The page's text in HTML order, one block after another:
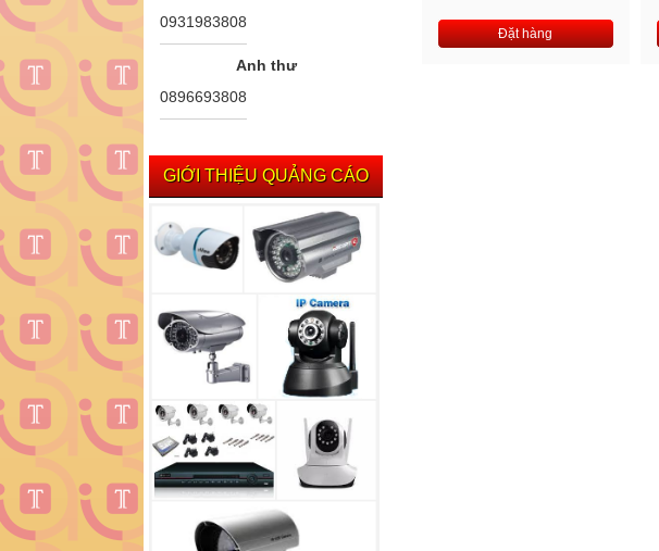
Đặt hàng
0931983808
Anh thư
0896693808
GIỚI THIỆU QUẢNG CÁO